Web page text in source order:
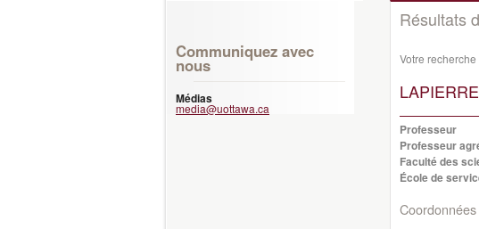
Communiquez avec
nous
Médias
media@uottawa.ca
Résultats
Votre
Professeur
Professeur
Faculté des
École de
Coordonnées